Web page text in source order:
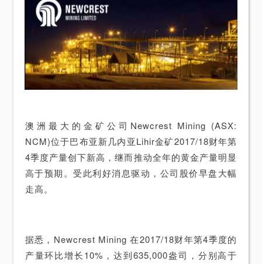
澳洲最大的金矿公司Newcrest Mining (ASX:
NCM)位于巴布亚新几内亚Lihir金矿2017/18财年第
4季度产量创下新高，继而推动全年的黄金产量明显
高于预期。受此利好消息驱动，公司股价早盘大幅
走高。
据悉，Newcrest Mining 在2017/18财年第4季度的
产量环比增长10%，达到635,000盎司，分别高于